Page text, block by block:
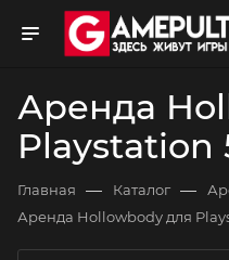
Аренда
Playstation
Главная — Каталог —
Аренда Hollowbody для